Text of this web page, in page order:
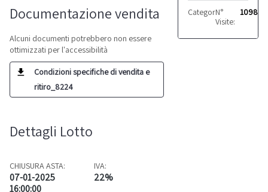
Categoria: Transpallet
N°
Visite:
10980
Documentazione vendita
Alcuni documenti potrebbero non essere
ottimizzati per l'accessibilità
Condizioni specifiche di vendita e
ritiro_8224
Dettagli Lotto
CHIUSURA ASTA:
07-01-2025
16:00:00
IVA:
22%